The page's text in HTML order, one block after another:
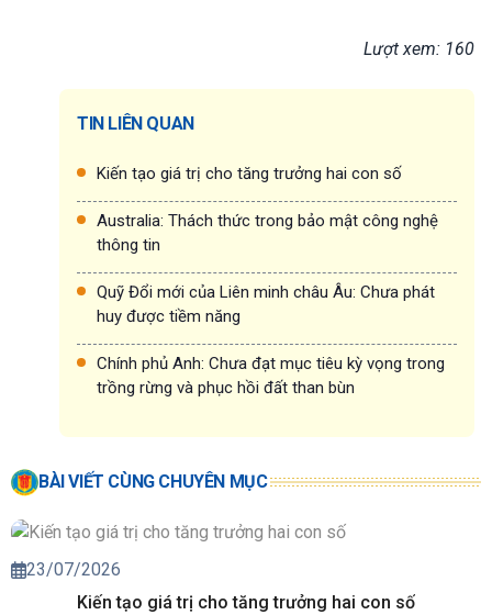
Lượt xem: 160
TIN LIÊN QUAN
Kiến tạo giá trị cho tăng trưởng hai con số
Australia: Thách thức trong bảo mật công nghệ
thông tin
Quỹ Đổi mới của Liên minh châu Âu: Chưa phát
huy được tiềm năng
Chính phủ Anh: Chưa đạt mục tiêu kỳ vọng trong
trồng rừng và phục hồi đất than bùn
BÀI VIẾT CÙNG CHUYÊN MỤC
23/07/2026
Kiến tạo giá trị cho tăng trưởng hai con số